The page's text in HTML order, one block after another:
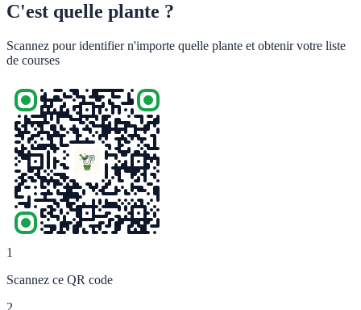
C'est quelle plante ?
Scannez pour identifier n'importe quelle plante et obtenir votre liste
de courses
1
Scannez ce QR code